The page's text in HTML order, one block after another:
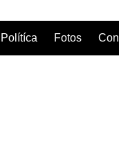
Polítíca Fotos